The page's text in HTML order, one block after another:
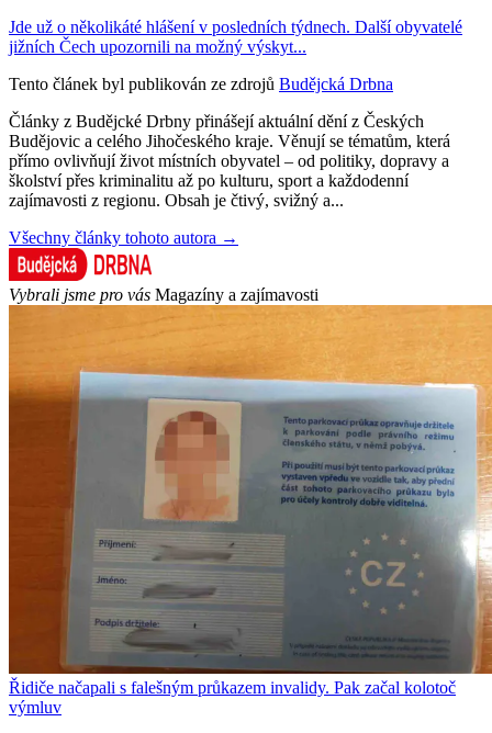
Jde už o několikáté hlášení v posledních týdnech. Další obyvatelé
jižních Čech upozornili na možný výskyt...
Tento článek byl publikován ze zdrojů Budějcká Drbna
Články z Budějcké Drbny přinášejí aktuální dění z Českých
Budějovic a celého Jihočeského kraje. Věnují se tématům, která
přímo ovlivňují život místních obyvatel – od politiky, dopravy a
školství přes kriminalitu až po kulturu, sport a každodenní
zajímavosti z regionu. Obsah je čtivý, svižný a...
Všechny články tohoto autora →
Vybrali jsme pro vás Magazíny a zajímavosti
Řidiče načapali s falešným průkazem invalidy. Pak začal kolotoč
výmluv